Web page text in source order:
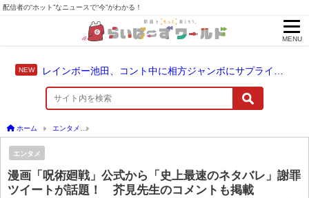
配信者の“ホット”なニュースで“今”がわかる！
MENU
ホーム エンタメ
エンタメ
漫画「呪術廻戦」公式から「史上最速のネタバレ」謝罪
ツイートが話題！ 芥見先生のコメントも掲載